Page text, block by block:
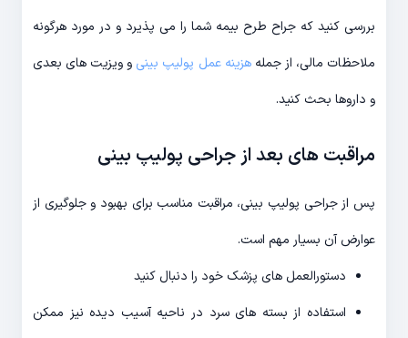
بررسی کنید که جراح طرح بیمه شما را می پذیرد و در مورد هرگونه
ملاحظات مالی، از جملههزینه عمل پولیپ بینی و ویزیت های بعدی
و داروها بحث کنید.
مراقبت های بعد از جراحی پولیپ بینی
پس از جراحی پولیپ بینی، مراقبت مناسب برای بهبود و جلوگیری از
عوارض آن بسیار مهم است.
دستورالعمل های پزشک خود را دنبال کنید
استفاده از بسته های سرد در ناحیه آسیب دیده نیز ممکن